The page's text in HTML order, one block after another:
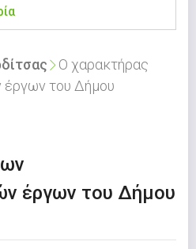
Ο χαρακτήρας
έργων του Δήμου
έργων του Δήμου